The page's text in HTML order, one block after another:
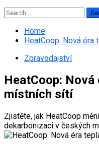
Search
for:
Home
HeatCoop: Nová
Zpravodajství
HeatCoop:
místních sítí
Zjistěte, jak HeatCoop
dekarbonizaci v českých